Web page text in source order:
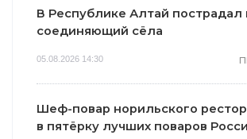
В Республике Алтай пострадал
соединяющий сёла
05.08.2026 14:30
Шеф-повар норильского
в пятёрку лучших поваров